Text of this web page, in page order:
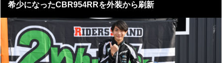
希少になったCBR954RRを外装から刷新